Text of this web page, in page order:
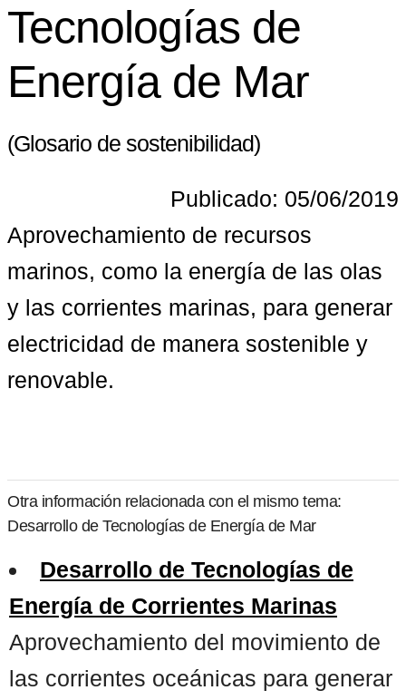
Tecnologías de
Energía de Mar
(Glosario de sostenibilidad)
Publicado: 05/06/2019
Aprovechamiento de recursos
marinos, como la energía de las olas
y las corrientes marinas, para generar
electricidad de manera sostenible y
renovable.
Otra información relacionada con el mismo tema:
Desarrollo de Tecnologías de Energía de Mar
Desarrollo de Tecnologías de
Energía de Corrientes Marinas
Aprovechamiento del movimiento de
las corrientes oceánicas para generar